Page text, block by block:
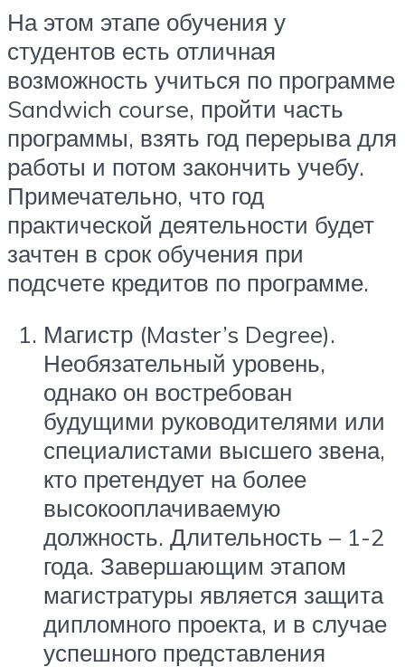
На этом этапе обучения у
студентов есть отличная
возможность учиться по программе
Sandwich course, пройти часть
программы, взять год перерыва для
работы и потом закончить учебу.
Примечательно, что год
практической деятельности будет
зачтен в срок обучения при
подсчете кредитов по программе.
Магистр (Master’s Degree).
Необязательный уровень,
однако он востребован
будущими руководителями или
специалистами высшего звена,
кто претендует на более
высокооплачиваемую
должность. Длительность – 1-2
года. Завершающим этапом
магистратуры является защита
дипломного проекта, и в случае
успешного представления